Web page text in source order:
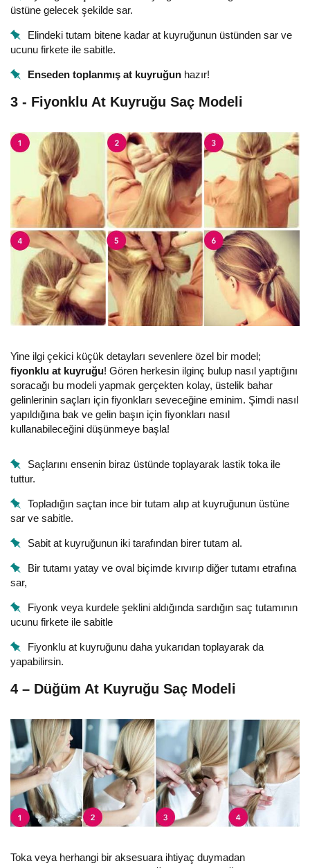
üstüne gelecek şekilde sar.
Elindeki tutam bitene kadar at kuyruğunun üstünden sar ve
ucunu firkete ile sabitle.
Enseden toplanmış at kuyruğun hazır!
3 - Fiyonklu At Kuyruğu Saç Modeli
Yine ilgi çekici küçük detayları sevenlere özel bir model;
fiyonklu at kuyruğu! Gören herkesin ilginç bulup nasıl yaptığını
soracağı bu modeli yapmak gerçekten kolay, üstelik bahar
gelinlerinin saçları için fiyonkları seveceğine eminim. Şimdi nasıl
yapıldığına bak ve gelin başın için fiyonkları nasıl
kullanabileceğini düşünmeye başla!
Saçlarını ensenin biraz üstünde toplayarak lastik toka ile
tuttur.
Topladığın saçtan ince bir tutam alıp at kuyruğunun üstüne
sar ve sabitle.
Sabit at kuyruğunun iki tarafından birer tutam al.
Bir tutamı yatay ve oval biçimde kıvırıp diğer tutamı etrafına
sar,
Fiyonk veya kurdele şeklini aldığında sardığın saç tutamının
ucunu firkete ile sabitle
Fiyonklu at kuyruğunu daha yukarıdan toplayarak da
yapabilirsin.
4 – Düğüm At Kuyruğu Saç Modeli
Toka veya herhangi bir aksesuara ihtiyaç duymadan